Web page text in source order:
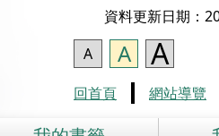
資料更新日期：
A
A A
回首頁 網站導覽